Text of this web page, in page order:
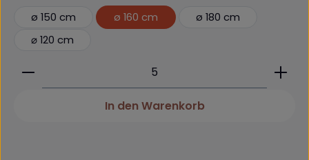
ø 150 cm
ø 160 cm
ø 180 cm
⌀ 120 cm
Produkt Anzahl: Gib den gewünschten Wert
In den Warenkorb